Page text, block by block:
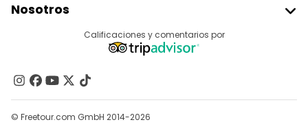
Acceder Como Proveedor
Programa De Afiliados
Nosotros
Contacto
Grupos
Ayuda
Calificaciones y comentarios por
© Freetour.com GmbH 2014-2026